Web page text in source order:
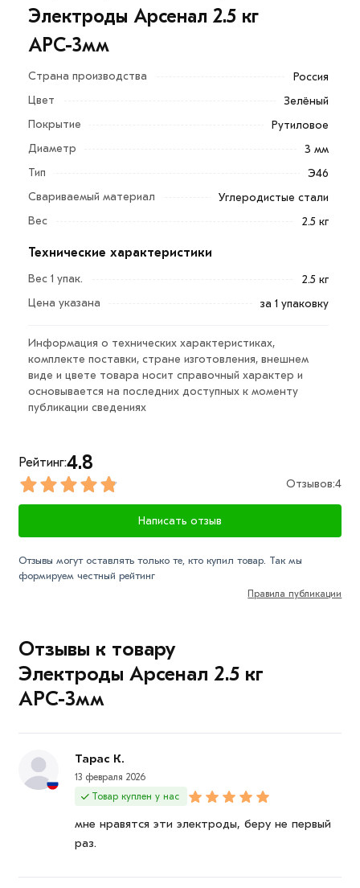
Электроды Арсенал 2.5 кг АРС-3/2.5 являются
незаменимым расходным материалом для процесса
ручной сварки металлов. Применяются для сварки
металлических конструкций.
Предназначены для сварки угловых, стыковых,
нахлесточных соединений металла толщиной от 3 до
пространственных положениях; для сварки в нижнем,
вертикальном снизу-вверх положениях.
Сварку электродами необходимо выполнять
постоянным током любой полярности или
Для приобретения данной позиции, кликните мышкой
«Добавить в корзину»
. Также можете купить позвонив по
контактам указанным на сайте.
Условия доставки и цена на товар Электроды
Электроды
свяжутся с Вами для согласования условий доставки
или самовывоза.
Данний товар от производителя сертифицирован,
обязательно).
Электроды Арсенал 2.5 кг
АРС-3мм
Страна производства
Россия
Цвет
Зелёный
Покрытие
Рутиловое
Диаметр
3 мм
Тип
Э46
Свариваемый материал
Углеродистые стали
Вес
2.5 кг
Технические характеристики
Вес 1 упак.
2.5 кг
Цена указана
за 1 упаковку
Информация о технических характеристиках,
комплекте поставки, стране изготовления, внешнем
виде и цвете товара носит справочный характер и
основывается на последних доступных к моменту
публикации сведениях
Отзывы к товару
Электроды Арсенал 2.5 кг
АРС-3мм
Тарас К.
13 февраля 2026
Товар куплен у нас
мне нравятся эти электроды, беру не первый
раз.
Рейтинг:4.8
Отзывов:4
Написать отзыв
Отзывы могут оставлять только те, кто купил товар. Так мы
формируем честный рейтинг
Правила публикации